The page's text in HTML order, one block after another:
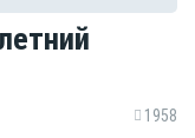
1958